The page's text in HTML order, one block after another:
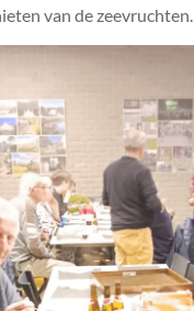
van de zeevruchten.